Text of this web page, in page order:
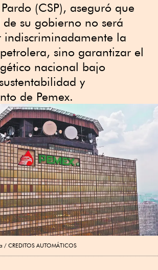
(CSP), aseguró que
su gobierno no será
indiscriminadamente la
sino garantizar el
nacional bajo
y
de Pemex.
CREDITOS AUTOMÁTICOS